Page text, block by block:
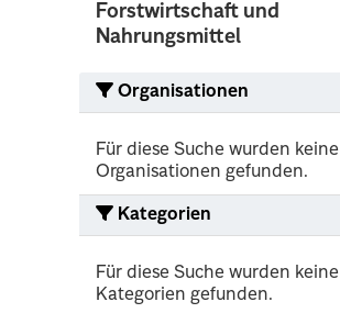
Forstwirtschaft und
Nahrungsmittel
Organisationen
Für diese Suche wurden keine
Organisationen gefunden.
Kategorien
Für diese Suche wurden keine
Kategorien gefunden.